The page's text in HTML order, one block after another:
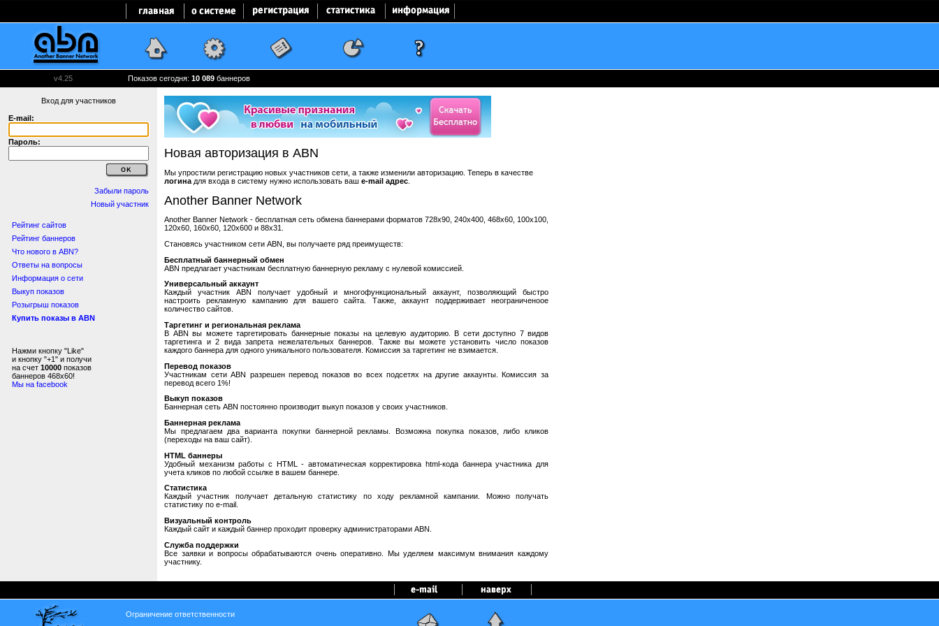
v4.25 Показов сегодня: 10 089 баннеров
Вход для участников
E-mail:
Пароль:
Забыли пароль
Новый участник
Рейтинг сайтов
Рейтинг баннеров
Что нового в ABN?
Ответы на вопросы
Информация о сети
Выкуп показов
Розыгрыш показов
Купить показы в ABN
Нажми кнопку "Like"
и кнопку "+1" и получи
на счет 10000 показов
баннеров 468x60!
Мы на facebook
Новая авторизация в ABN
Мы упростили регистрацию новых участников сети, а также изменили авторизацию. Теперь в качестве
логина для входа в систему нужно использовать ваш e-mail адрес
Another Banner Network
Another Banner Network - бесплатная сеть обмена баннерами форматов 728x90, 240x400, 468x60, 100x100,
120x60, 160x60, 120x600 и 88x31.
Становясь участником сети ABN, вы получаете ряд преимуществ:
Бесплатный баннерный обмен
ABN предлагает участникам бесплатную баннерную рекламу с нулевой комиссией.
Универсальный аккаунт
Каждый участник ABN получает удобный и многофункциональный аккаунт, позволяющий быстро
настроить рекламную кампанию для вашего сайта. Также, аккаунт поддерживает неограниченоое
количество сайтов.
Таргетинг и региональная реклама
В ABN вы можете таргетировать баннерные показы на целевую аудиторию. В сети доступно 7 видов
таргетинга и 2 вида запрета нежелательных баннеров. Также вы можете установить число показов
каждого баннера для одного уникального пользователя. Комиссия за таргетинг не взимается.
Перевод показов
Участникам сети ABN разрешен перевод показов во всех подсетях на другие аккаунты. Комиссия за
перевод всего 1%!
Выкуп показов
Баннерная сеть ABN постоянно производит выкуп показов у своих участников.
Баннерная реклама
Мы предлагаем два варианта покупки баннерной рекламы. Возможна покупка показов, либо кликов
(переходы на ваш сайт).
HTML баннеры
Удобный механизм работы с HTML - автоматическая корректировка html-кода баннера участника для
учета кликов по любой ссылке в вашем баннере.
Статистика
Каждый участник получает детальную статистику по ходу рекламной кампании. Можно получать
статистику по e-mail.
Визуальный контроль
Каждый сайт и каждый баннер проходит проверку администраторами ABN.
Служба поддержки
Все заявки и вопросы обрабатываются очень оперативно. Мы уделяем максимум внимания каждому
участнику.
Ограничение ответственности